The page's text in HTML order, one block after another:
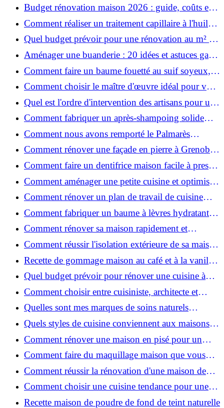
ruiner ?
Budget rénovation maison 2026 : guide, coûts et
astuces
Comment réaliser un traitement capillaire à l'huile
maison efficace ?
Quel budget prévoir pour une rénovation au m² en
2026 ?
Aménager une buanderie : 20 idées et astuces gain
de place pour un espace fonctionnel et stylé
Comment faire un baume fouetté au suif soyeux,
fait maison ?
Comment choisir le maître d'œuvre idéal pour vos
travaux de rénovation ?
Quel est l'ordre d'intervention des artisans pour une
rénovation ?
Comment fabriquer un après-shampoing solide
naturel pour cheveux ?
Comment nous avons remporté le Palmarès
(Ré)HABITER 2025 : les coulisses du projet primé
?
Comment rénover une façade en pierre à Grenoble
: techniques, coûts et conseils
Comment faire un dentifrice maison facile à presser
?
Comment aménager une petite cuisine et optimiser
chaque centimètre carré ?
Comment rénover un plan de travail de cuisine
facilement : guide étape par étape
Comment fabriquer un baume à lèvres hydratant et
naturel au suif ?
Comment rénover sa maison rapidement et
efficacement ?
Comment réussir l'isolation extérieure de sa maison
pour une rénovation performante et durable ?
Recette de gommage maison au café et à la vanille
pour une peau douce
Quel budget prévoir pour rénover une cuisine à
Voiron en 2026 : coûts et aides locales ?
Comment choisir entre cuisiniste, architecte et
contractant général à Voiron ?
Quelles sont mes marques de soins naturels
préférées ?
Quels styles de cuisine conviennent aux maisons et
appartements du Voironnais ?
Comment rénover une maison en pisé pour un
habitat sain et performant ?
Comment faire du maquillage maison que vous
utiliserez vraiment ?
Comment réussir la rénovation d'une maison de
ville en 2026 ?
Comment choisir une cuisine tendance pour une
rénovation en 2026 ?
Recette maison de poudre de fond de teint naturelle